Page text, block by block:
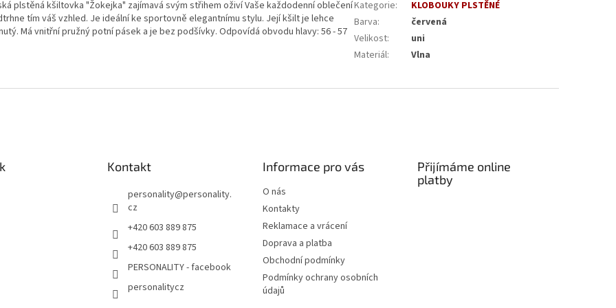
plstěná kšiltovka "Žokejka" zajímavá svým střihem oživí Vaše každodenní oblečení
tím váš vzhled. Je ideální ke sportovně elegantnímu stylu. Její kšilt je lehce
Má vnitřní pružný potní pásek a je bez podšívky. Odpovídá obvodu hlavy: 56 - 57
Kategorie:
KLOBOUKY PLSTĚNÉ
Barva:
červená
Velikost:
uni
Materiál: Vlna
Kontakt
personality@personality.
cz
+420 603 889 875
+420 603 889 875
PERSONALITY - facebook
personalitycz
Informace pro vás
O nás
Kontakty
Reklamace a vrácení
Doprava a platba
Obchodní podmínky
Podmínky ochrany osobních
údajů
Přijímáme online
platby